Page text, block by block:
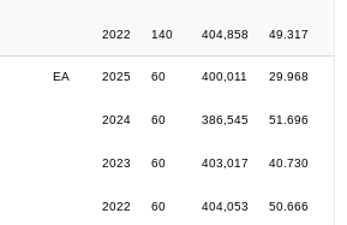
2022 140 404,858 49.317
EA 2025
2024
2023
2022
60
60
60
60
400,011
386,545
403,017
404,053
29.968
51.696
40.730
50.666